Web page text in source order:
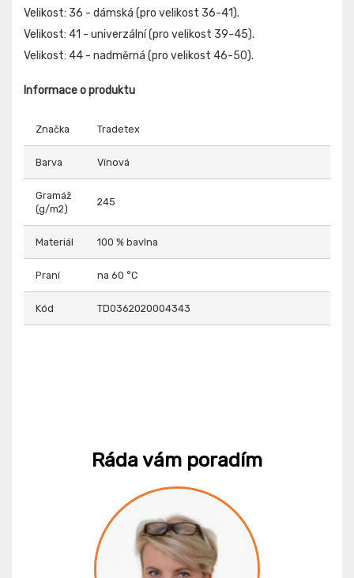
Velikost: 36 - dámská (pro velikost 36-41).
Velikost: 41 - univerzální (pro velikost 39-45).
Velikost: 44 - nadměrná (pro velikost 46-50).
Informace o produktu
Značka Tradetex
Barva Vínová
Gramáž
(g/m2)
245
Materiál 100 % bavlna
Praní na 60 °C
Kód TD0362020004343
Ráda vám poradím